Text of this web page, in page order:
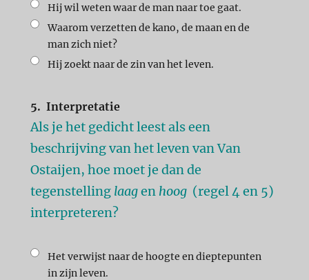
Hij wil weten waar de man naar toe gaat.
Waarom verzetten de kano, de maan en de
man zich niet?
Hij zoekt naar de zin van het leven.
5. Interpretatie
Als je het gedicht leest als een
beschrijving van het leven van Van
Ostaijen, hoe moet je dan de
tegenstelling laagen hoog (regel 4 en 5)
interpreteren?
Het verwijst naar de hoogte en dieptepunten
in zijn leven.